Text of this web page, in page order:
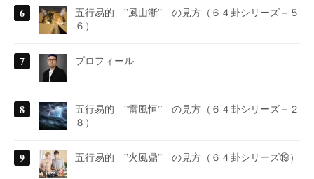
五行易的 ”風山漸” の見方（６４卦シリーズ－５
６）
プロフィール
五行易的 ”雷風恒” の見方（６４卦シリーズ－２
８）
五行易的 ”火風鼎” の見方（６４卦シリーズ⑲）